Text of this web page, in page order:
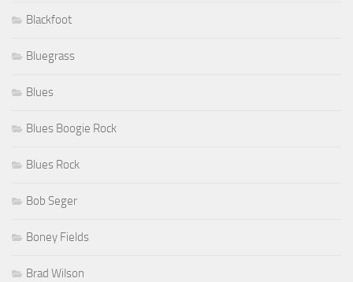
Blackfoot
Bluegrass
Blues
Blues Boogie Rock
Blues Rock
Bob Seger
Boney Fields
Brad Wilson